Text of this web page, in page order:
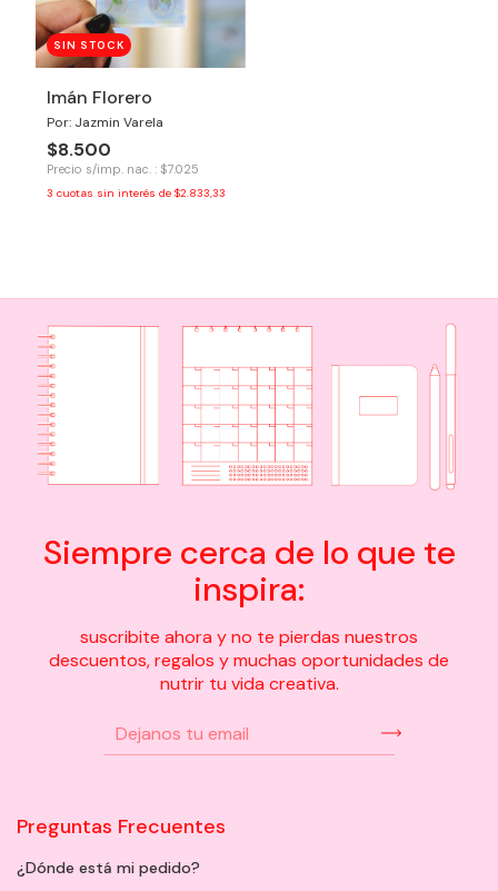
SIN STOCK
Imán Florero
Por: Jazmin Varela
$8.500
Precio s/imp. nac. : $7.025
3 cuotas sin interés de $2.833,33
Siempre cerca de lo que te
inspira:
suscribite ahora y no te pierdas nuestros
descuentos, regalos y muchas oportunidades de
nutrir tu vida creativa.
Preguntas Frecuentes
¿Dónde está mi pedido?